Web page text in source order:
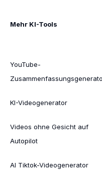
Mehr KI-Tools
YouTube-
KI-Videogenerator
Videos ohne Gesicht auf
Autopilot
AI Tiktok-Videogenerator